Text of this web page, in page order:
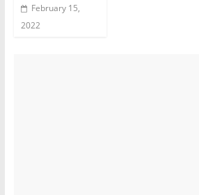
February 15,
2022